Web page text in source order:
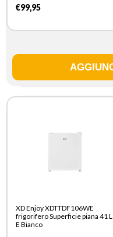
€99,95
XD Enjoy XDTTDF106WE
frigorifero Superficie piana 41 L
E Bianco